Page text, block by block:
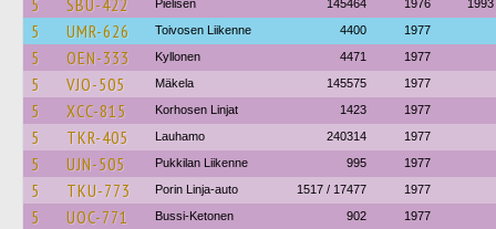
5 SBU-422 Pielisen 145464 1976 1993
5 UMR-626 Toivosen Liikenne 4400 1977
5 OEN-333 Kyllonen 4471 1977
5 VJO-505 Mäkela 145575 1977
5 XCC-815 Korhosen Linjat 1423 1977
5 TKR-405 Lauhamo 240314 1977
5 UJN-505 Pukkilan Liikenne 995 1977
5 TKU-773 Porin Linja-auto 1517 / 17477 1977
5 UOC-771 Bussi-Ketonen 902 1977